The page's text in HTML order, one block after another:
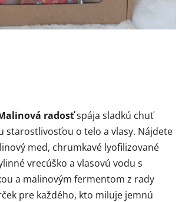
radosťspája sladkú chuť
starostlivosťou o telo a vlasy. Nájdete
med, chrumkavé lyofilizované
vrecúško a vlasovú vodu s
a malinovým fermentom z rady
pre každého, kto miluje jemnú